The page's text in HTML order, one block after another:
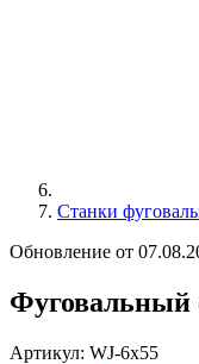
Станки
Обновление от
Фуговальный
Артикул: WJ-6x55